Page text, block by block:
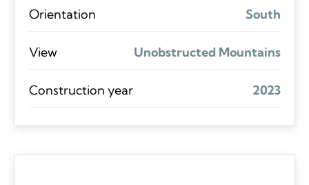
Orientation South
View Unobstructed Mountains
Construction year 2023